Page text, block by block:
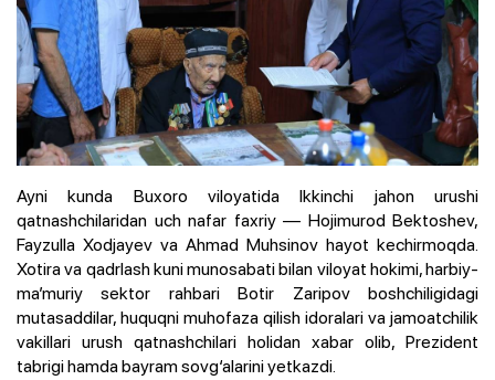
Ayni kunda Buxoro viloyatida Ikkinchi jahon urushi
qatnashchilaridan uch nafar faxriy — Hojimurod Bektoshev,
Fayzulla Xodjayev va Ahmad Muhsinov hayot kechirmoqda.
Xotira va qadrlash kuni munosabati bilan viloyat hokimi, harbiy-
ma’muriy sektor rahbari Botir Zaripov boshchiligidagi
mutasaddilar, huquqni muhofaza qilish idoralari va jamoatchilik
vakillari urush qatnashchilari holidan xabar olib, Prezident
tabrigi hamda bayram sovg‘alarini yetkazdi.